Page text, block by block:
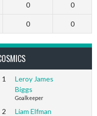
0 0
0 0
1
Leroy James
Biggs
Goalkeeper
2 Liam Elfman